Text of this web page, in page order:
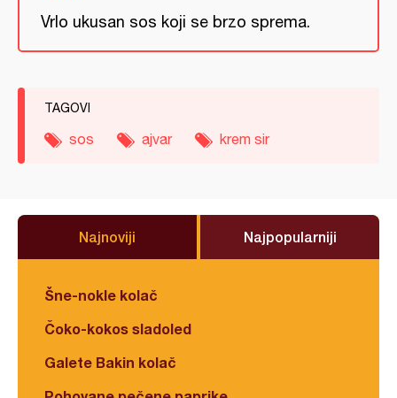
Vrlo ukusan sos koji se brzo sprema.
TAGOVI
sos ajvar krem sir
Najnoviji Najpopularniji
Šne-nokle kolač
Čoko-kokos sladoled
Galete Bakin kolač